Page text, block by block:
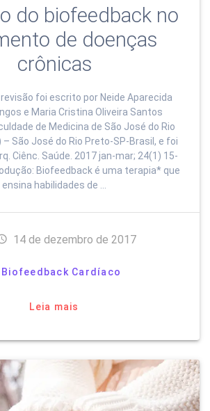
do biofeedback no
de doenças
crônicas
foi escrito por Neide Aparecida
e Maria Cristina Oliveira Santos
de Medicina de São José do Rio
– São José do Rio Preto-SP-Brasil, e foi
Ciênc. Saúde. 2017 jan-mar; 24(1) 15-
Biofeedback é uma terapia* que
ensina habilidades de …
14 de dezembro de 2017
Biofeedback Cardíaco
Leia mais